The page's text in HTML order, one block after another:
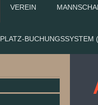
VEREIN
PLATZ-BUCHUNGSSYSTEM